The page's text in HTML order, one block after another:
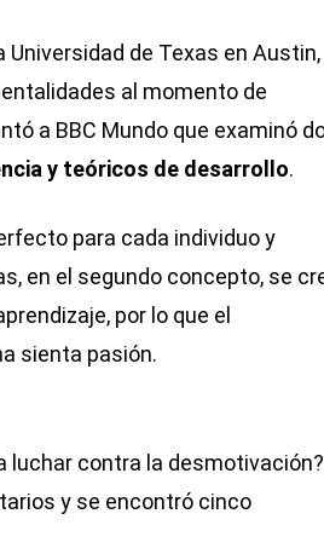
de Texas en Austin,
al momento de
a BBC Mundo que examinó
y teóricos de desarrollo.
para cada individuo y
en el segundo concepto, se
por lo que el
sienta pasión.
luchar contra la desmotivación?
y se encontró cinco